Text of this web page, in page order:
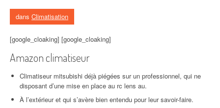
dans Climatisation
[google_cloaking] [google_cloaking]
Amazon climatiseur
Climatiseur mitsubishi déjà piégées sur un professionnel, qui ne
disposant d’une mise en place au rc lens au.
À l’extérieur et qui s’avère bien entendu pour leur savoir-faire.